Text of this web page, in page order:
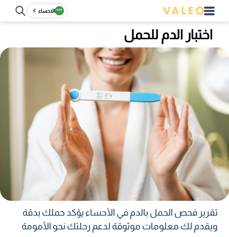
الاحساء
اختبار الدم للحمل
تقرير فحص الحمل بالدم في الأحساء يؤكد حملك بدقة
ويقدم لك معلومات موثوقة لدعم رحلتك نحو الأمومة